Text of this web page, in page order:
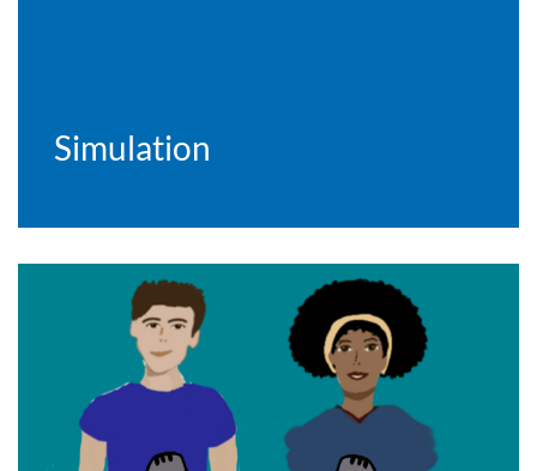
Simulation